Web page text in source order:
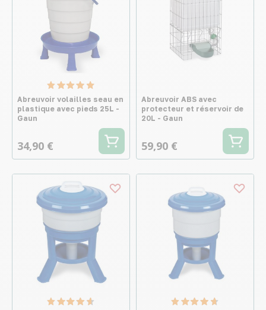
Abreuvoir volailles seau en
plastique avec pieds 25L -
Gaun
34,90 €
Abreuvoir ABS avec
protecteur et réservoir de
20L - Gaun
59,90 €